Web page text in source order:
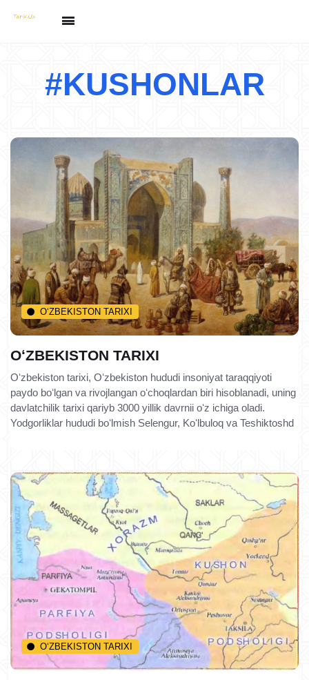
#KUSHONLAR
O‘ZBEKISTON TARIXI
OʻZBEKISTON TARIXI
Oʻzbekiston tarixi, Oʻzbekiston hududi insoniyat taraqqiyoti
paydo boʻlgan va rivojlangan oʻchoqlardan biri hisoblanadi, uning
davlatchilik tarixi qariyb 3000 yillik davrnii oʻz ichiga oladi.
Yodgorliklar hududi boʻlmish Selengur, Koʻlbuloq va Teshiktoshd
O‘ZBEKISTON TARIXI